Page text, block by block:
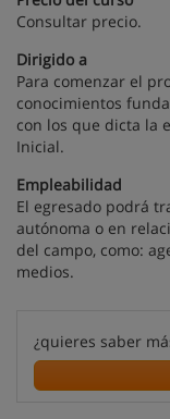
Consultar precio.
Dirigido a
Para comenzar el
conocimientos
con los que dicta la
Inicial.
Empleabilidad
El egresado podrá
autónoma o en
del campo, como:
medios.
¿quieres saber